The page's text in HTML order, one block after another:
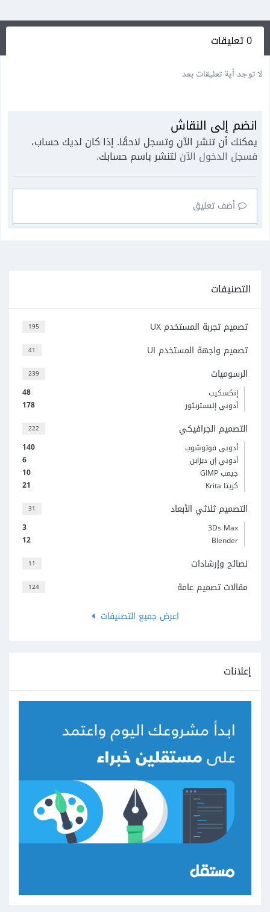
0 تعليقات
لا توجد أية تعليقات بعد
انضم إلى النقاش
يمكنك أن تنشر الآن وتسجل لاحقًا. إذا كان لديك حساب،
فسجل الدخول الآن لتنشر باسم حسابك.
أضف تعليق
التصنيفات
195 تصميم تجربة المستخدم UX
41 تصميم واجهة المستخدم UI
239 الرسوميات
48
إنكسكيب
178
أدوبي إليستريتور
222 التصميم الجرافيكي
140
أدوبي فوتوشوب
6
أدوبي إن ديزاين
10
جيمب GIMP
21
كريتا Krita
31 التصميم ثلاثي الأبعاد
3
3Ds Max
12
Blender
11 نصائح وإرشادات
124
مقالات تصميم عامة
اعرض جميع التصنيفات
إعلانات